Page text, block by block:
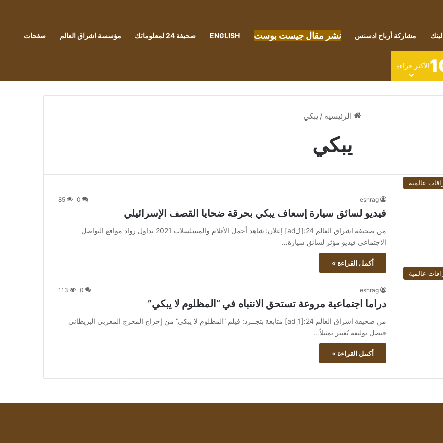
مشاركة أرباح ادسنس نشر مقال جيست بوست ENGLISH صحيفة 24 لمعلوماتك مؤسسة اشراق العالم صفحات
الأكثر قراءة
الرئيسية / يبكي
يبكي
عالمية
eshrag
0
85
فيديو لسائق سيارة إسعاف يبكي بحرقة ضحايا القصف الإسرائيلي
من صحيفة اشراق العالم 24:[ad_1] إعلان: شاهد أجمل الأفلام والمسلسلات 2021 تداول رواد مواقع التواصل
الاجتماعي فيديو مؤثر لسائق سيارة…
أكمل القراءة »
عالمية
eshrag
0
113
دراما اجتماعية مروعة تستحق الانتباه في “المظلوم لا يبكي”
من صحيفة اشراق العالم 24:[ad_1] متابعة بتجــرد: فيلم “المظلوم لا يبكي” من إخراج المخرج المغربي البريطاني
فيصل بوليفة يُعتبر تمثيلاً…
أكمل القراءة »